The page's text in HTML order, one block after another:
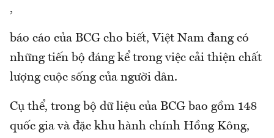
,
báo cáo của BCG cho biết, Việt Nam đang có
những tiến bộ đáng kể trong việc cải thiện chất
lượng cuộc sống của người dân.
Cụ thể, trong bộ dữ liệu của BCG bao gồm 148
quốc gia và đặc khu hành chính Hồng Kông,